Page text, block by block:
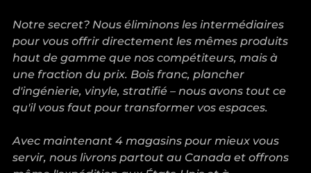
Notre secret? Nous éliminons les intermédiaires
pour vous offrir directement les mêmes produits
haut de gamme que nos compétiteurs, mais à
une fraction du prix. Bois franc, plancher
d'ingénierie, vinyle, stratifié – nous avons tout ce
qu'il vous faut pour transformer vos espaces.
Avec maintenant 4 magasins pour mieux vous
servir, nous livrons partout au Canada et offrons